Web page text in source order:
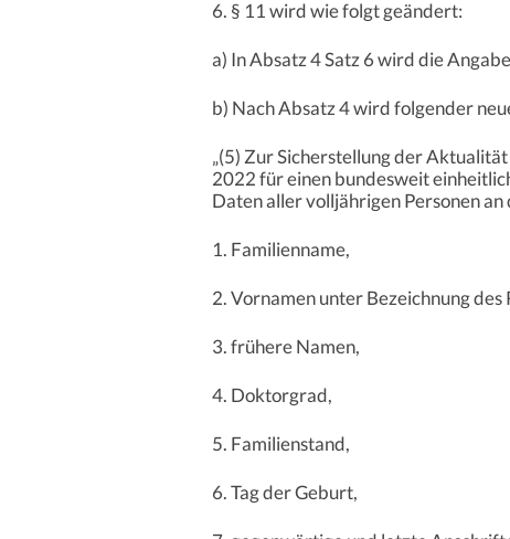
6. § 11 wird wie folgt geändert:
a) In Absatz 4 Satz 6 wird die
b) Nach Absatz 4 wird folgender
„(5) Zur Sicherstellung der
2022 für einen bundesweit
Daten aller volljährigen Personen
1. Familienname,
2. Vornamen unter Bezeichnung des
3. frühere Namen,
4. Doktorgrad,
5. Familienstand,
6. Tag der Geburt,